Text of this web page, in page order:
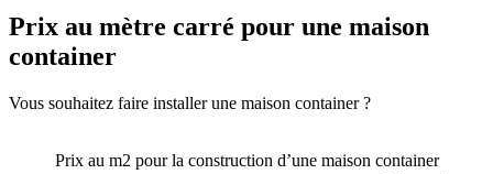
Prix au mètre carré pour une maison
container
Vous souhaitez faire installer une maison container ?
Prix au m2 pour la construction d’une maison container